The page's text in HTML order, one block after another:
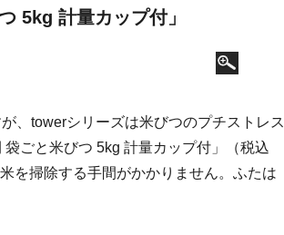
5kg 計量カップ付」
、towerシリーズは米びつのプチストレス
ごと米びつ 5kg 計量カップ付」（税込
を掃除する手間がかかりません。ふたは